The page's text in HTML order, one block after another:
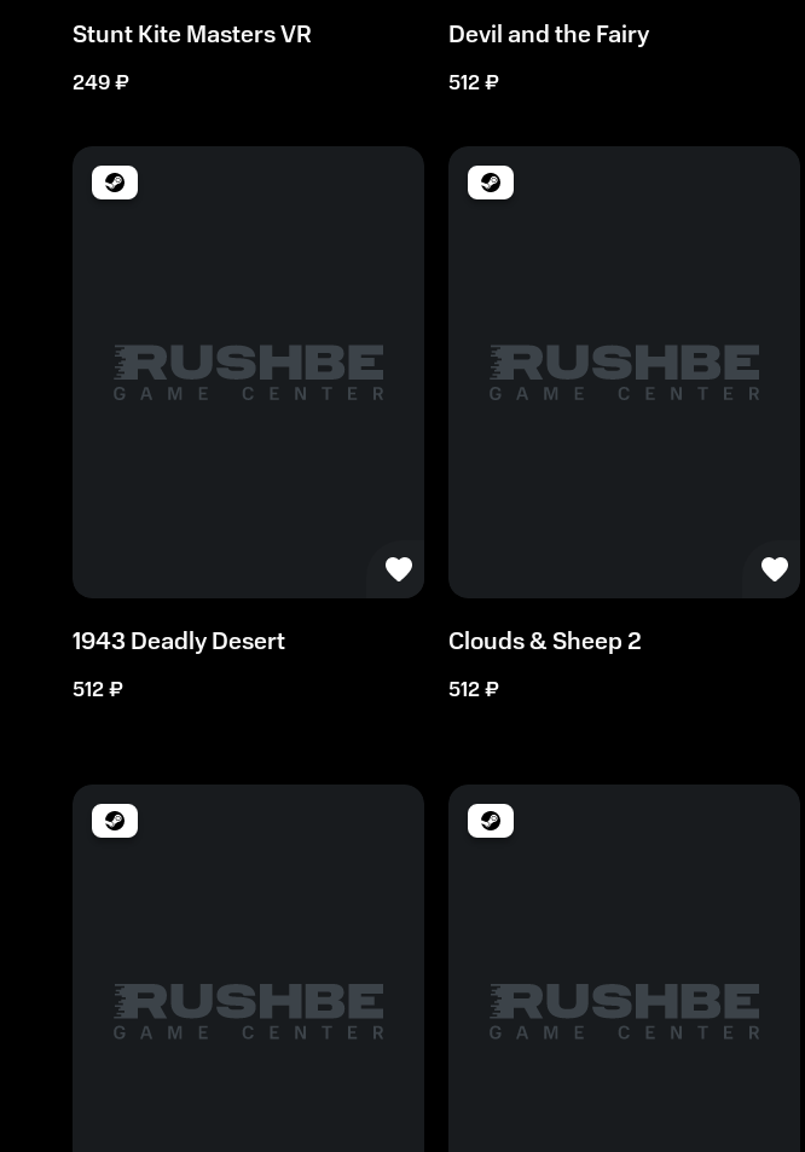
Stunt Kite Masters VR
249₽
Devil and the Fairy
512₽
1943 Deadly Desert
512₽
Clouds & Sheep 2
512₽